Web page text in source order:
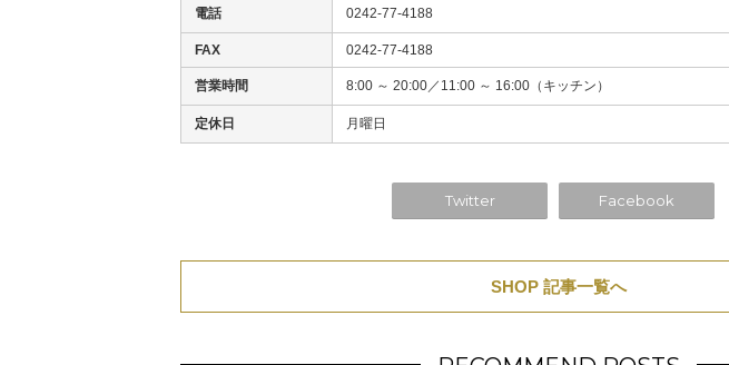
電話 0242-77-4188
FAX 0242-77-4188
営業時間 8:00 ～ 20:00／11:00 ～ 16:00（キッチン）
定休日 月曜日
Twitter Facebook
SHOP 記事一覧へ